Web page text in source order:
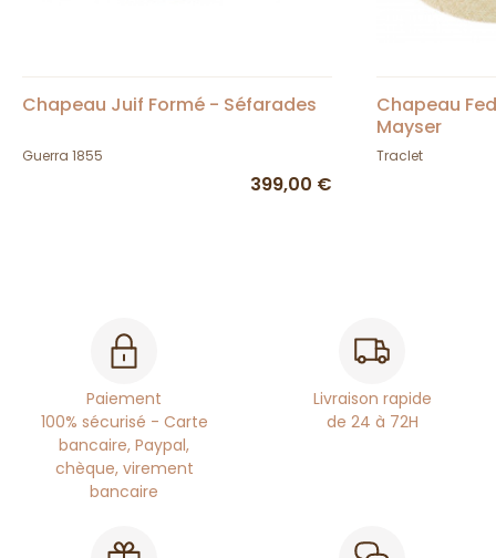
Chapeau Juif Formé - Séfarades
Guerra 1855
399,00 €
Chapeau
Mayser
Traclet
Paiement
100% sécurisé - Carte
bancaire, Paypal,
chèque, virement
bancaire
Livraison rapide
de 24 à 72H